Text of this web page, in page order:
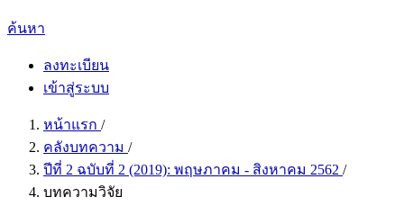
ค้นหา
ลงทะเบียน
เข้าสู่ระบบ
หน้าแรก /
คลังบทความ /
ปีที่ 2 ฉบับที่ 2 (2019): พฤษภาคม - สิงหาคม 2562 /
บทความวิจัย